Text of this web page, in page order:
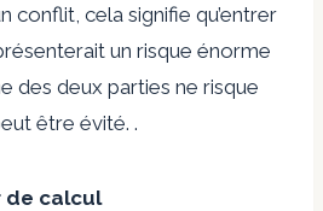
conflit, cela signifie qu’entrer
un risque énorme
des deux parties ne risque
être évité. .
de calcul